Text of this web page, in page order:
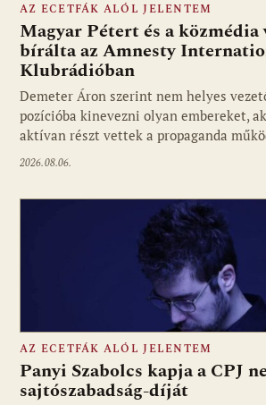
Fotó: media1.hu
AZ ECETFÁK ALÓL JELENTEM
Magyar Pétert és a közmédia
bírálta az Amnesty
Klubrádióban
Demeter Áron szerint nem helyes
pozícióba kinevezni olyan embereket,
aktívan részt vettek a propaganda
2026.08.06.
AZ ECETFÁK ALÓL JELENTEM
Panyi Szabolcs kapja a CPJ
sajtószabadság-díját